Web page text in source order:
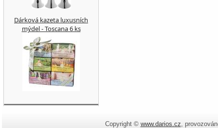
Dárková kazeta luxusních
mýdel - Toscana 6 ks
Copyright © www.darios.cz,